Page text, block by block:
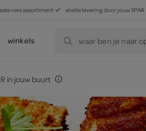
vers assortiment snelle levering door jouw SPAR
winkels waar ben je naar
in jouw buurt